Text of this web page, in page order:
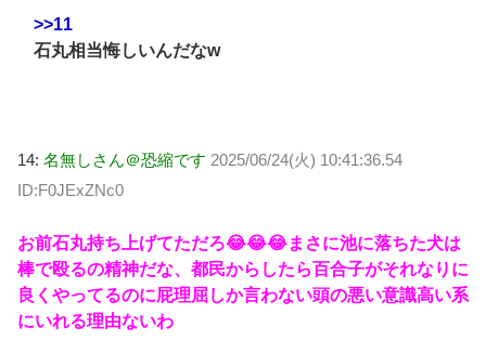
>>11
石丸相当悔しいんだなw
14: 名無しさん＠恐縮です 2025/06/24(火) 10:41:36.54
ID:F0JExZNc0
お前石丸持ち上げてただろ😂😂😂まさに池に落ちた犬は
棒で殴るの精神だな、都民からしたら百合子がそれなりに
良くやってるのに屁理屈しか言わない頭の悪い意識高い系
にいれる理由ないわ